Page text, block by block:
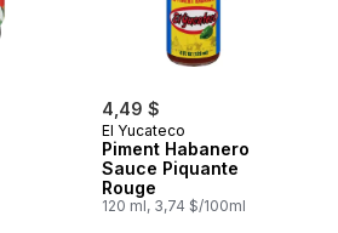
4,49 $
El Yucateco
Piment Habanero
Sauce Piquante
Rouge
120 ml, 3,74 $/100ml